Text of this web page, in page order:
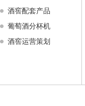
酒窖配套产品
葡萄酒分杯机
酒窖运营策划